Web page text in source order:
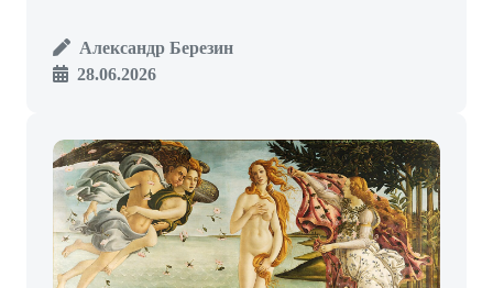
Александр Березин
28.06.2026